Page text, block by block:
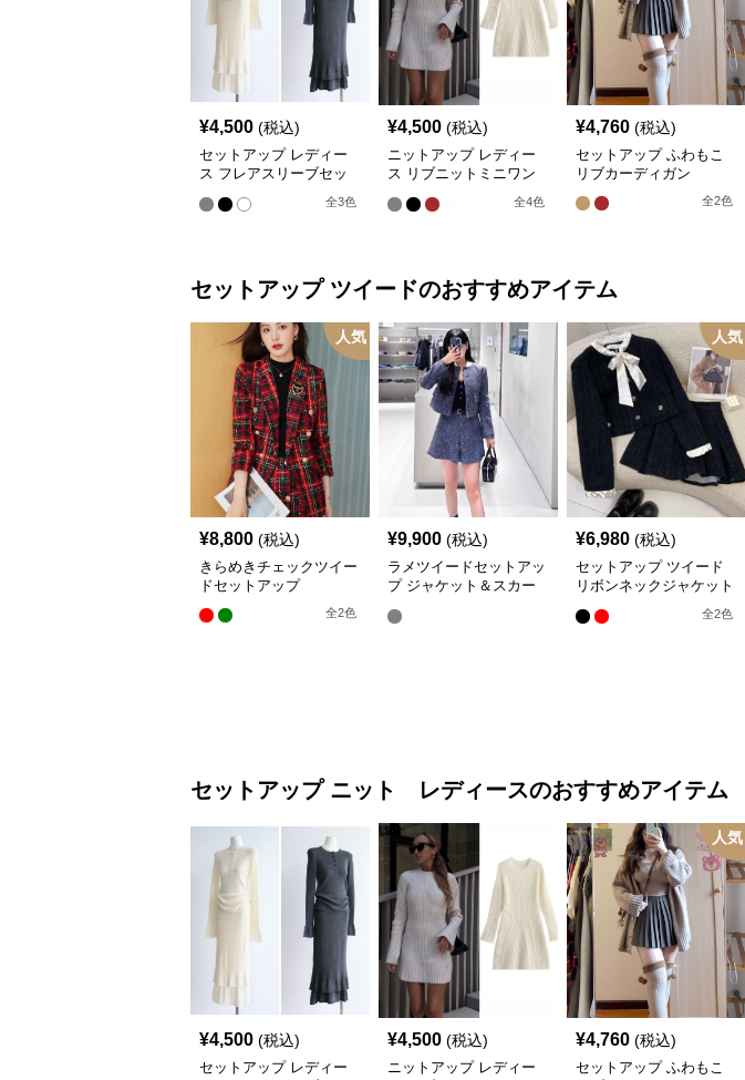
¥4,500 (税込)
セットアップ レディー
ス フレアスリーブセッ
全3色
¥4,500 (税込)
ニットアップ レディー
ス リブニットミニワン
全4色
¥4,760 (税込)
セットアップ ふわもこ
リブカーディガン
全2色
セットアップ ツイードのおすすめアイテム
人気
¥8,800 (税込)
きらめきチェックツイー
ドセットアップ
全2色
¥9,900 (税込)
ラメツイードセットアッ
プ ジャケット＆スカー
人気
¥6,980 (税込)
セットアップ ツイード
リボンネックジャケット
&ショートプリーツスカ
ート
全2色
セットアップ ニット レディースのおすすめアイテム
¥4,500 (税込)
セットアップ レディー
¥4,500 (税込)
ニットアップ レディー
人気
¥4,760 (税込)
セットアップ ふわもこ